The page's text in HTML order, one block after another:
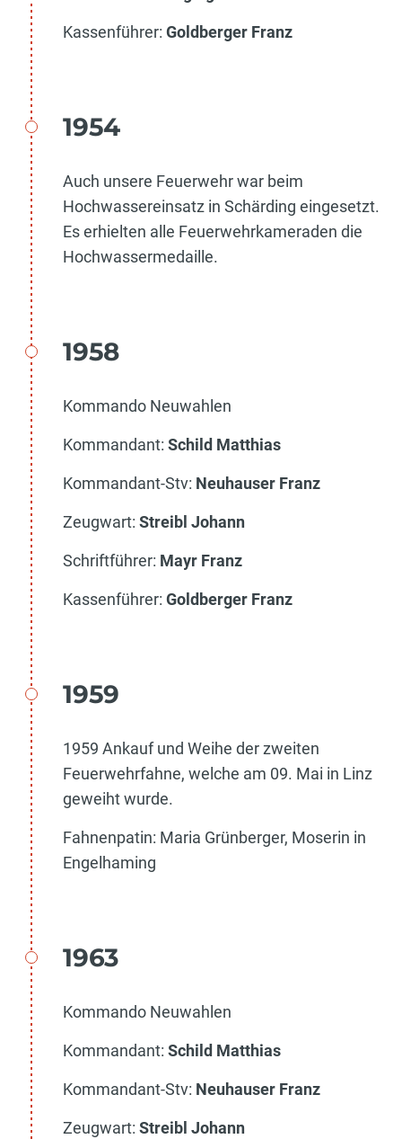
Kassenführer: Goldberger Franz
1954
Auch unsere Feuerwehr war beim
Hochwassereinsatz in Schärding eingesetzt.
Es erhielten alle Feuerwehrkameraden die
Hochwassermedaille.
1958
Kommando Neuwahlen
Kommandant: Schild Matthias
Kommandant-Stv: Neuhauser Franz
Zeugwart: Streibl Johann
Schriftführer: Mayr Franz
Kassenführer: Goldberger Franz
1959
1959 Ankauf und Weihe der zweiten
Feuerwehrfahne, welche am 09. Mai in Linz
geweiht wurde.
Fahnenpatin: Maria Grünberger, Moserin in
Engelhaming
1963
Kommando Neuwahlen
Kommandant: Schild Matthias
Kommandant-Stv: Neuhauser Franz
Zeugwart: Streibl Johann